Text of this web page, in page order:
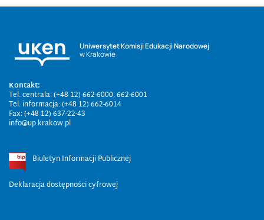
Uniwersytet Komisji Edukacji Narodowej
w Krakowie
Kontakt:
Tel. centrala: (+48 12) 662-6000, 662-6001
Tel. informacja: (+48 12) 662-6014
Fax: (+48 12) 637-22-43
info@up.krakow.pl
Biuletyn Informacji Publicznej
Deklaracja dostępności cyfrowej